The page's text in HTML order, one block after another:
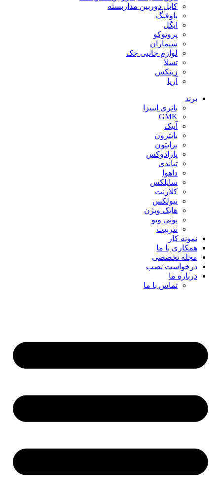
کابل دوربین مداربسته
باوفنگ
ایگل
پروتوکو
سیماران
لوازم جانبی جک
تسلا
زیتکس
آریا
برند
باتری ایبیزا
GMK
آنیک
بایترون
برایتون
پارادوکس
تیاندی
داهوا
سایلکس
کلارنت
نیولکس
هایک ویژن
یونی ویو
نتربیت
نمونه کار
همکاری با ما
مجله تخصصی
درخواست نصب
درباره ما
تماس با ما